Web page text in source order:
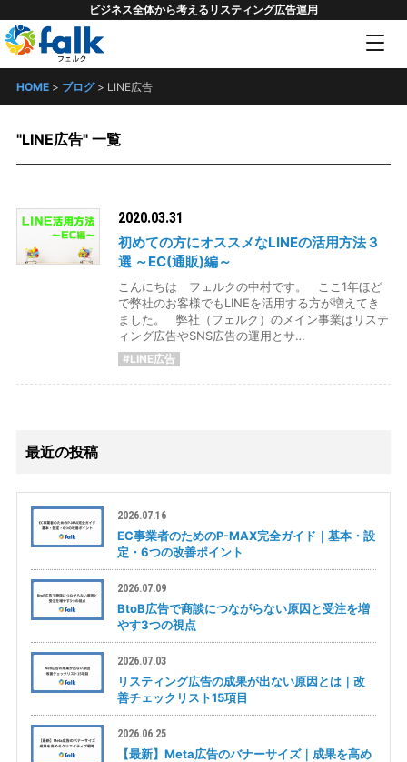
ビジネス全体から考えるリスティング広告運用
HOME> ブログ> LINE広告
"LINE広告" 一覧
2020.03.31
初めての方にオススメなLINEの活用方法３
選 ～EC(通販)編～
こんにちは フェルクの中村です。 ここ1年ほど
で弊社のお客様でもLINEを活用する方が増えてき
ました。 弊社（フェルク）のメイン事業はリステ
ィング広告やSNS広告の運用とサ…
#LINE広告
最近の投稿
2026.07.16
EC事業者のためのP-MAX完全ガイド｜基本・設
定・6つの改善ポイント
2026.07.09
BtoB広告で商談につながらない原因と受注を増
やす3つの視点
2026.07.03
リスティング広告の成果が出ない原因とは｜改
善チェックリスト15項目
2026.06.25
【最新】Meta広告のバナーサイズ｜成果を高め